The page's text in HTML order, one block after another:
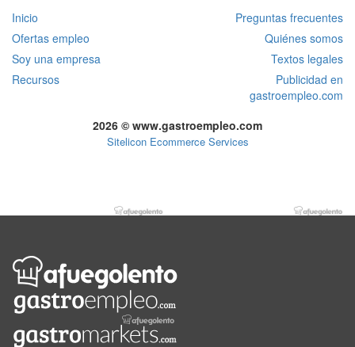
Inicio
Preguntas frecuentes
Ofertas empleo
Quiénes somos
Soy una empresa
Textos legales
Recursos
Publicidad en
gastroempleo.com
2026 © www.gastroempleo.com
Sitelicon Ecommerce Services